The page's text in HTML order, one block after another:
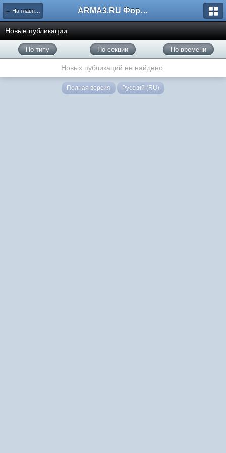
← На главную ARMA3.RU Форум
Новые публикации
По типу По секции По времени
Новых публикаций не найдено.
Полная версия Русский (RU)